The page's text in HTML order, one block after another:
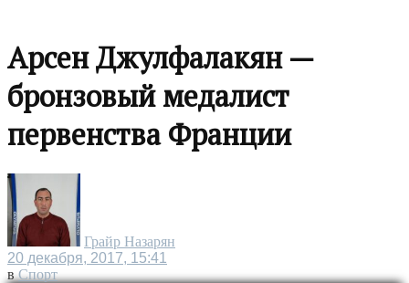
Арсен Джулфалакян —
бронзовый медалист
первенства Франции
Грайр Назарян
20 декабря, 2017, 15:41
в Спорт